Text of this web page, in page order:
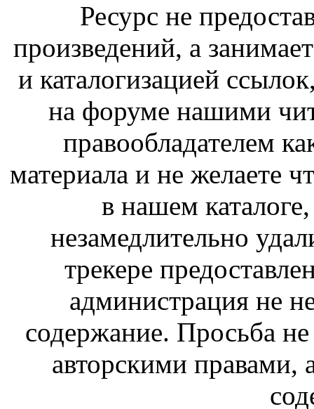
Ресурс не
произведений, а
и каталогизацией
на форуме нашими
правообладателем
материала и не желаете
в нашем
незамедлительно
трекере
администрация не
содержание. Просьба
авторскими правами,